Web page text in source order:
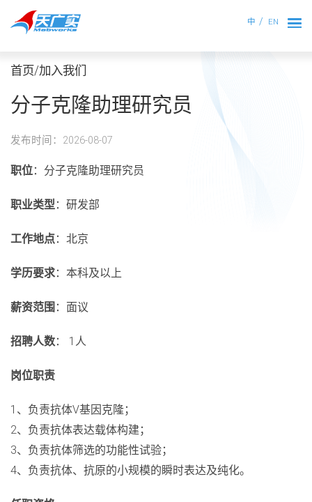
中 EN
首页/加入我们
分子克隆助理研究员
发布时间：2026-08-07
职位：分子克隆助理研究员
职业类型：研发部
工作地点：北京
学历要求：本科及以上
薪资范围 ：面议
招聘人数： 1人
岗位职责
1、负责抗体V基因克隆；
2、负责抗体表达载体构建；
3、负责抗体筛选的功能性试验；
4、负责抗体、抗原的小规模的瞬时表达及纯化。